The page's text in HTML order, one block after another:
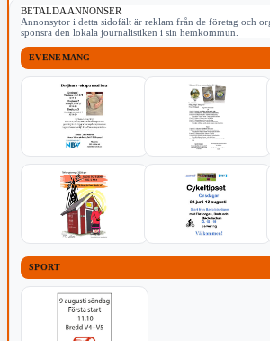
BETALDA ANNONSER
Annonsytor i detta sidofält är reklam från de företag och
sponsra den lokala journalistiken i sin hemkommun.
EVENEMANG
SPORT